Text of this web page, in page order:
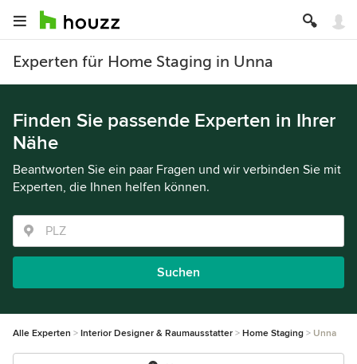
Experten für Home Staging in Unna
Finden Sie passende Experten in Ihrer
Nähe
Beantworten Sie ein paar Fragen und wir verbinden Sie mit
Experten, die Ihnen helfen können.
Suchen
Alle Experten Interior Designer & Raumausstatter Home Staging Unna